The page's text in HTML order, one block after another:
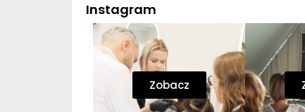
Instagram
Zobacz